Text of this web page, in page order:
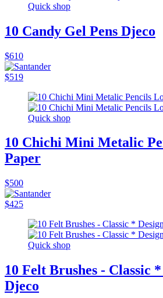
Quick shop
10 Candy Gel Pens Djeco
$610
$519
Quick shop
10 Chichi Mini Metalic
Paper
$500
$425
Quick shop
10 Felt Brushes - Classic
Djeco